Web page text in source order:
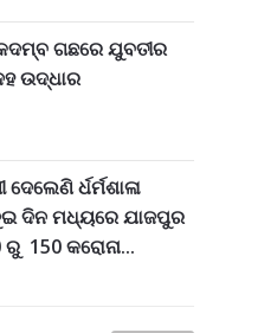
ଗଛରେ ଯୁବତୀର
ଉଦ୍ଧାର
ର୍ଧର୍ମଶାଳା
ଦିନ ମଧ୍ୟରେ ଯାଜପୁର
150 କରୋନା...